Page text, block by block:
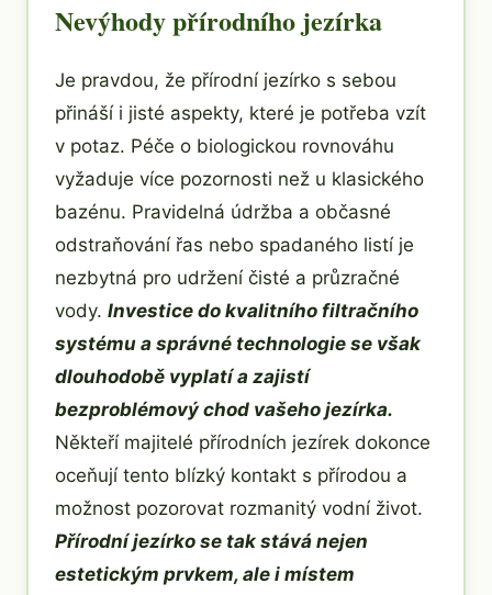
Nevýhody přírodního jezírka
Je pravdou, že přírodní jezírko s sebou
přináší i jisté aspekty, které je potřeba vzít
v potaz. Péče o biologickou rovnováhu
vyžaduje více pozornosti než u klasického
bazénu. Pravidelná údržba a občasné
odstraňování řas nebo spadaného listí je
nezbytná pro udržení čisté a průzračné
vody. Investice do kvalitního filtračního
systému a správné technologie se však
dlouhodobě vyplatí a zajistí
bezproblémový chod vašeho jezírka.
Někteří majitelé přírodních jezírek dokonce
oceňují tento blízký kontakt s přírodou a
možnost pozorovat rozmanitý vodní život.
Přírodní jezírko se tak stává nejen
estetickým prvkem, ale i místem